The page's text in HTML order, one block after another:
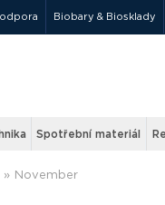
Biobary & Biosklady
Spotřební materiál
» November